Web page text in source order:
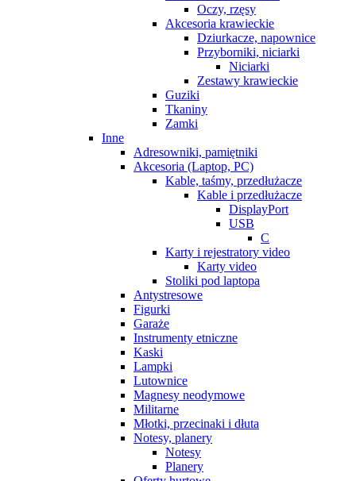
Oczy, rzęsy
Akcesoria krawieckie
Dziurkacze, napownice
Przyborniki, niciarki
Niciarki
Zestawy krawieckie
Guziki
Tkaniny
Zamki
Inne
Adresowniki, pamiętniki
Akcesoria (Laptop, PC)
Kable, taśmy, przedłużacze
Kable i przedłużacze
DisplayPort
USB
C
Karty i rejestratory video
Karty video
Stoliki pod laptopa
Antystresowe
Figurki
Garaże
Instrumenty etniczne
Kaski
Lampki
Lutownice
Magnesy neodymowe
Militarne
Młotki, przecinaki i dłuta
Notesy, planery
Notesy
Planery